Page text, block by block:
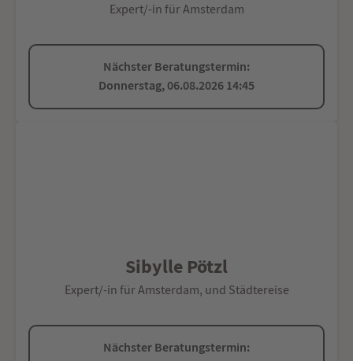
Expert/-in für Amsterdam
Nächster Beratungstermin:
Donnerstag, 06.08.2026 14:45
Sibylle Pötzl
Expert/-in für Amsterdam, und Städtereise
Nächster Beratungstermin: